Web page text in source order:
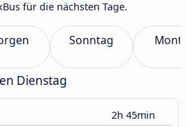
für die nächsten Tage.
Sonntag
Dienstag
2h 45min